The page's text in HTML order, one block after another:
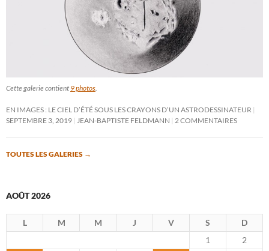
Cette galerie contient 9 photos
EN IMAGES : LE CIEL D’ÉTÉ SOUS LES CRAYONS D’UN ASTRODESSINATEUR
SEPTEMBRE 3, 2019
JEAN-BAPTISTE FELDMANN 2 COMMENTAIRES
TOUTES LES GALERIES →
AOÛT 2026
L M M J V S
D
1
2